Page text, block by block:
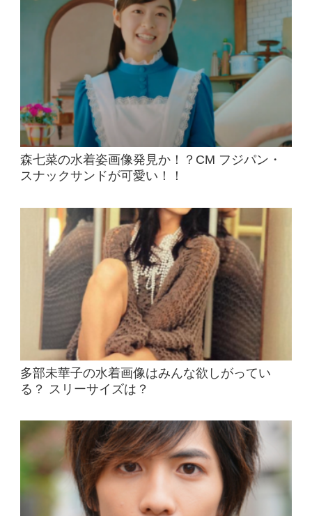
森七菜の水着姿画像発見か！？CM フジパン・
スナックサンドが可愛い！！
多部未華子の水着画像はみんな欲しがってい
る？ スリーサイズは？